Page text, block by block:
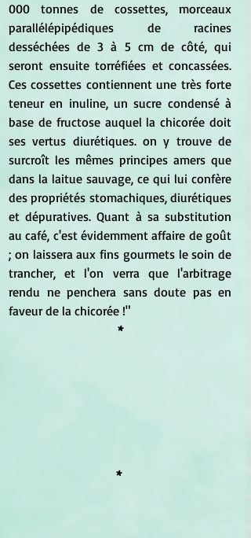
000 tonnes de cossettes, morceaux
parallélépipédiques de racines
desséchées de 3 à 5 cm de côté, qui
seront ensuite torréfiées et concassées.
Ces cossettes contiennent une très forte
teneur en inuline, un sucre condensé à
base de fructose auquel la chicorée doit
ses vertus diurétiques. on y trouve de
surcroît les mêmes principes amers que
dans la laitue sauvage, ce qui lui confère
des propriétés stomachiques, diurétiques
et dépuratives. Quant à sa substitution
au café, c'est évidemment affaire de goût
; on laissera aux fins gourmets le soin de
trancher, et l'on verra que l'arbitrage
rendu ne penchera sans doute pas en
faveur de la chicorée !"
*
*